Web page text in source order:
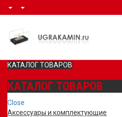
КАТАЛОГ ТОВАРОВ
КАТАЛОГ ТОВАРОВ
Close
Аксессуары и комплектующие